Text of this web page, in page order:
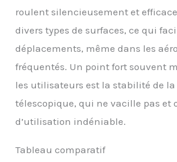
roulent silencieusement et
divers types de surfaces, ce qui
déplacements, même dans les
fréquentés. Un point fort souvent
les utilisateurs est la stabilité de la
télescopique, qui ne vacille pas et
d’utilisation indéniable.
Tableau comparatif